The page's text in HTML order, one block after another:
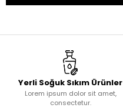
Yerli Soğuk Sıkım Ürünler
Lorem ipsum dolor sit amet,
consectetur.